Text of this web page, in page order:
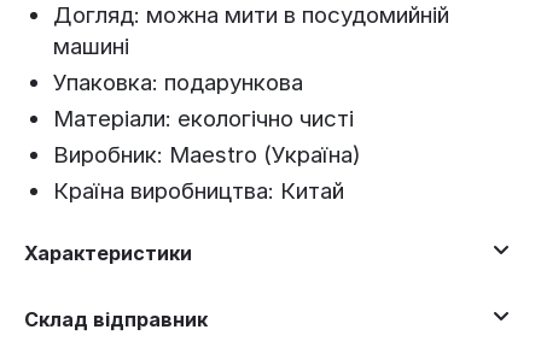
Догляд: можна мити в посудомийній
машині
Упаковка: подарункова
Матеріали: екологічно чисті
Виробник: Maestro (Україна)
Країна виробництва: Китай
Характеристики
Склад відправник